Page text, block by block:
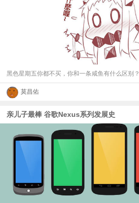
黑色星期五你都不买，你和一条咸鱼有什么区别？
莫昌佑
亲儿子最棒 谷歌Nexus系列发展史